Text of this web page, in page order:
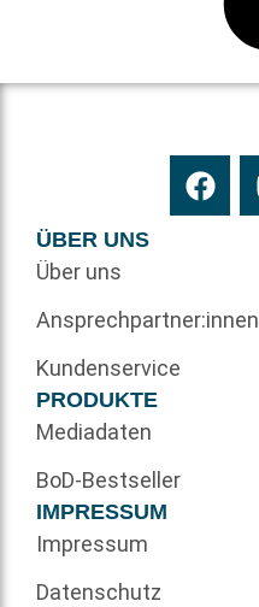
ÜBER UNS
Über uns
Ansprechpartner:innen
Kundenservice
PRODUKTE
Mediadaten
BoD-Bestseller
IMPRESSUM
Impressum
Datenschutz